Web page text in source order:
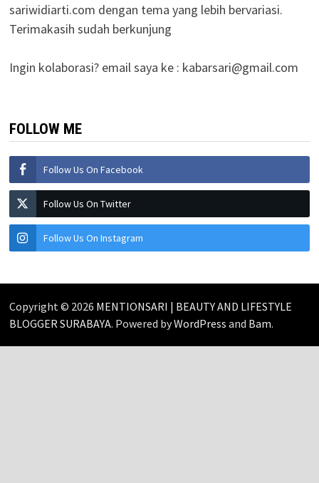
sariwidiarti.com dengan tema yang lebih bervariasi.
Terimakasih sudah berkunjung
Ingin kolaborasi? email saya ke : kabarsari@gmail.com
FOLLOW ME
Follow Us On Facebook
Follow Us On Twitter
Follow Us On Instagram
Copyright © 2026 MENTIONSARI | BEAUTY AND LIFESTYLE
BLOGGER SURABAYA. Powered byWordPress and Bam.